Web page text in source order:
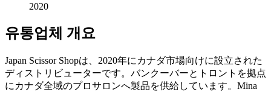
2020
유통업체 개요
Japan Scissor Shopは、2020年にカナダ市場向けに設立された
ディストリビューターです。バンクーバーとトロントを拠点
にカナダ全域のプロサロンへ製品を供給しています。Mina